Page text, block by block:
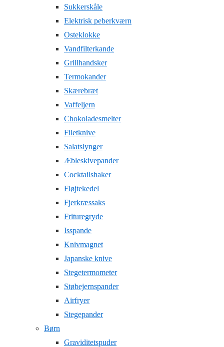
Sukkerskåle
Elektrisk peberkværn
Osteklokke
Vandfilterkande
Grillhandsker
Termokander
Skærebræt
Vaffeljern
Chokoladesmelter
Filetknive
Salatslynger
Æbleskivepander
Cocktailshaker
Fløjtekedel
Fjerkræssaks
Frituregryde
Isspande
Knivmagnet
Japanske knive
Stegetermometer
Støbejernspander
Airfryer
Stegepander
Børn
Graviditetspuder